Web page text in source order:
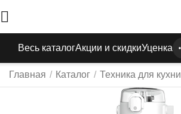
Весь каталогАкции и скидкиУценка
Главная / Каталог / Техника для кухни